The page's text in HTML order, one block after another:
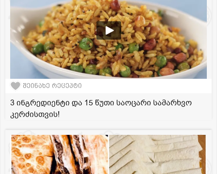
შეინახე რეცეპტი
3 ინგრედიენტი და 15 წუთი საოცარი სამარხვო
კერძისთვის!